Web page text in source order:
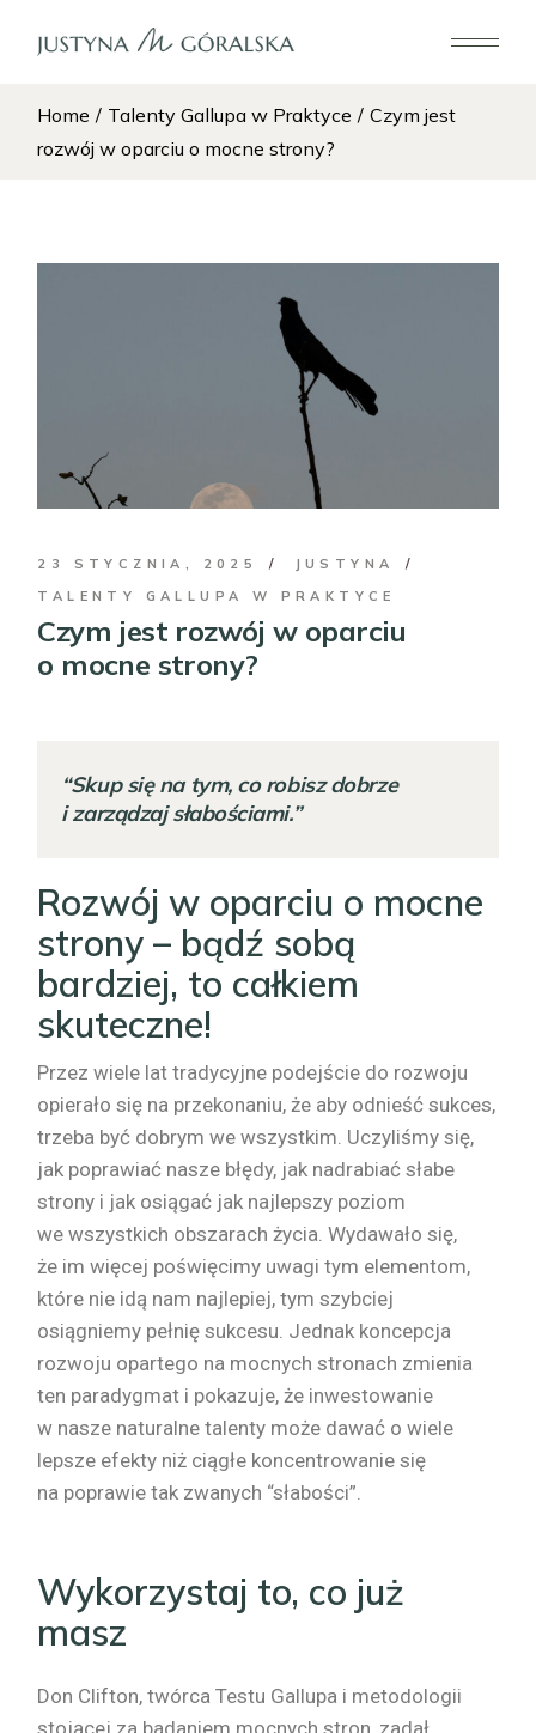
Home Talenty Gallupa w Praktyce
Czym jest
rozwój w oparciu o mocne strony?
23 STYCZNIA, 2025
JUSTYNA
TALENTY GALLUPA W PRAKTYCE
Czym jest rozwój w oparciu
o mocne strony?
“Skup się na tym, co robisz dobrze
i zarządzaj słabościami.”
Rozwój w oparciu o mocne
strony – bądź sobą
bardziej, to całkiem
skuteczne!
Przez wiele lat tradycyjne podejście do rozwoju
opierało się na przekonaniu, że aby odnieść sukces,
trzeba być dobrym we wszystkim. Uczyliśmy się,
jak poprawiać nasze błędy, jak nadrabiać słabe
strony i jak osiągać jak najlepszy poziom
we wszystkich obszarach życia. Wydawało się,
że im więcej poświęcimy uwagi tym elementom,
które nie idą nam najlepiej, tym szybciej
osiągniemy pełnię sukcesu. Jednak koncepcja
rozwoju opartego na mocnych stronach zmienia
ten paradygmat i pokazuje, że inwestowanie
w nasze naturalne talenty może dawać o wiele
lepsze efekty niż ciągłe koncentrowanie się
na poprawie tak zwanych “słabości”.
Wykorzystaj to, co już
masz
Don Clifton, twórca Testu Gallupa i metodologii
stojącej za badaniem mocnych stron, zadał